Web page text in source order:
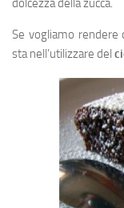
dolcezza della zucca.
Se vogliamo rendere
sta nell’utilizzare del